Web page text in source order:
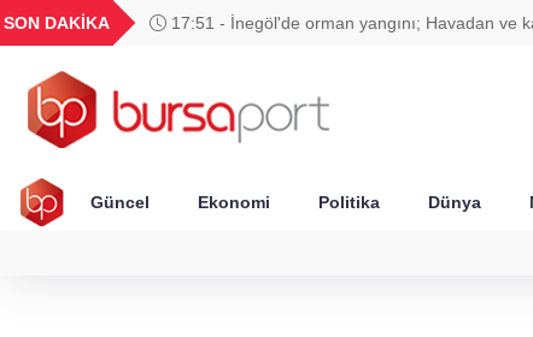
SON DAKİKA
17:51 - İnegöl'de orman yangını; Havadan ve
GEL
18,2677
16,3788
27,9743
0,0018
Güncel Ekonomi Politika Dünya